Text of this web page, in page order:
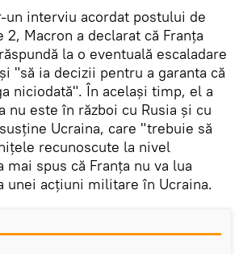
un interviu acordat postului de
2, Macron a declarat că Franța
la o eventuală escaladare
"să ia decizii pentru a garanta că
niciodată". În același timp, el a
nu este în război cu Rusia și cu
Ucraina, care "trebuie să
recunoscute la nivel
mai spus că Franța nu va lua
unei acțiuni militare în Ucraina.